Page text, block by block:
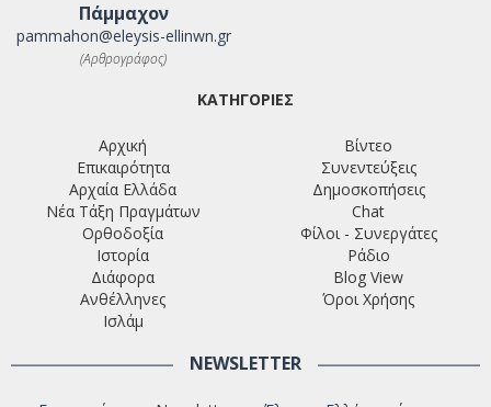
Πάμμαχον
pammahon@eleysis-ellinwn.gr
(Αρθρογράφος)
ΚΑΤΗΓΟΡΙΕΣ
Αρχική
Επικαιρότητα
Αρχαία Ελλάδα
Νέα Τάξη Πραγμάτων
Ορθοδοξία
Ιστορία
Διάφορα
Ανθέλληνες
Ισλάμ
Βίντεο
Συνεντεύξεις
Δημοσκοπήσεις
Chat
Φίλοι - Συνεργάτες
Ράδιο
Blog View
Όροι Χρήσης
NEWSLETTER